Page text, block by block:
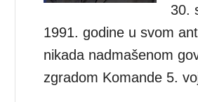
30.
1991. godine u svom
nikada nadmašenom
zgradom Komande 5.